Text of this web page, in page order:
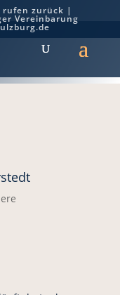
rufen zurück |
Vereinbarung